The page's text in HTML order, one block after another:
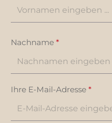
Nachname *
Ihre E-Mail-Adresse *